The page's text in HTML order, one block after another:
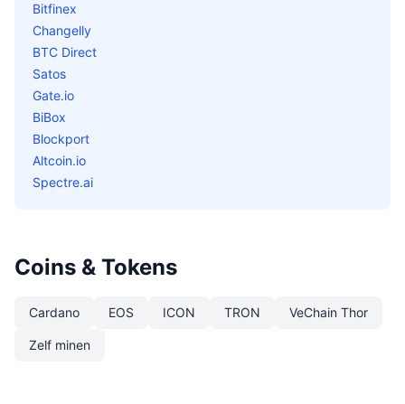
Bitfinex
Changelly
BTC Direct
Satos
Gate.io
BiBox
Blockport
Altcoin.io
Spectre.ai
Coins & Tokens
Cardano EOS ICON TRON VeChain Thor
Zelf minen